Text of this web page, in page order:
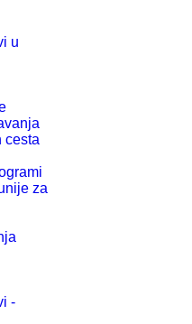
u
cesta
za
-